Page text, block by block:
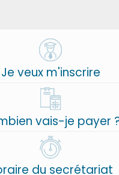
Je veux m'inscrire
vais-je payer
du secrétariat